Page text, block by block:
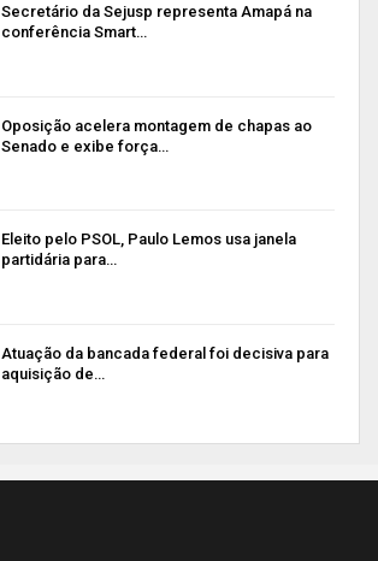
Secretário da Sejusp representa Amapá na
conferência Smart…
Oposição acelera montagem de chapas ao
Senado e exibe força…
Eleito pelo PSOL, Paulo Lemos usa janela
partidária para…
Atuação da bancada federal foi decisiva para
aquisição de…